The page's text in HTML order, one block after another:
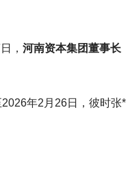
， 河南资本集团董事长
年2月26日，彼时张*